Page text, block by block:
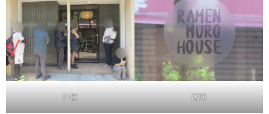
外観 店頭